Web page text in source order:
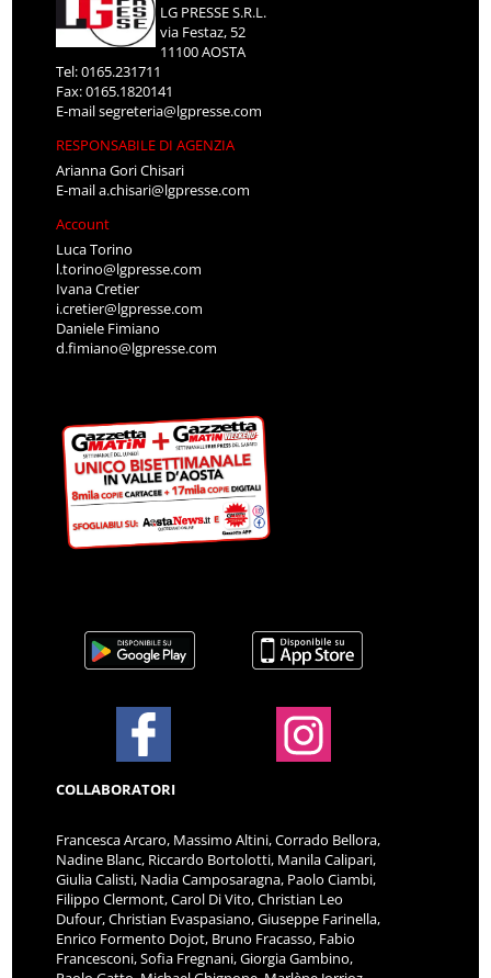
LG PRESSE S.R.L.
via Festaz, 52
11100 AOSTA
Tel: 0165.231711
Fax: 0165.1820141
E-mailsegreteria@lgpresse.com
RESPONSABILE DI AGENZIA
Arianna Gori Chisari
E-maila.chisari@lgpresse.com
Account
Luca Torino
l.torino@lgpresse.com
Ivana Cretier
i.cretier@lgpresse.com
Daniele Fimiano
d.fimiano@lgpresse.com
COLLABORATORI
Francesca Arcaro, Massimo Altini, Corrado Bellora,
Nadine Blanc, Riccardo Bortolotti, Manila Calipari,
Giulia Calisti, Nadia Camposaragna, Paolo Ciambi,
Filippo Clermont, Carol Di Vito, Christian Leo
Dufour, Christian Evaspasiano, Giuseppe Farinella,
Enrico Formento Dojot, Bruno Fracasso, Fabio
Francesconi, Sofia Fregnani, Giorgia Gambino,